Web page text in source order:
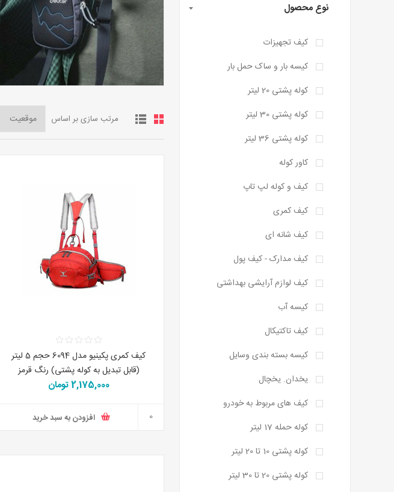
مرتب سازی بر اساس
کیف کمری پکینیو مدل 6094 حجم 5 لیتر
(قابل تبدیل به کوله پشتی) رنگ قرمز
2,175,000 تومان
افزودن به سبد خرید
نوع محصول
کیف تجهیزات
کیسه بار و ساک حمل بار
کوله پشتی 20 لیتر
کوله پشتی 30 لیتر
کوله پشتی 36 لیتر
کاور کوله
کیف و کوله لپ تاپ
کیف کمری
کیف شانه ای
کیف مدارک - کیف پول
کیف لوازم آرایشی بهداشتی
کیسه آب
کیف تاکتیکال
کیسه بسته بندی وسایل
یخدان. یخچال
کیف های مربوط به خودرو
کوله حمله 17 لیتر
کوله پشتی 10 تا 20 لیتر
کوله پشتی 20 تا 30 لیتر